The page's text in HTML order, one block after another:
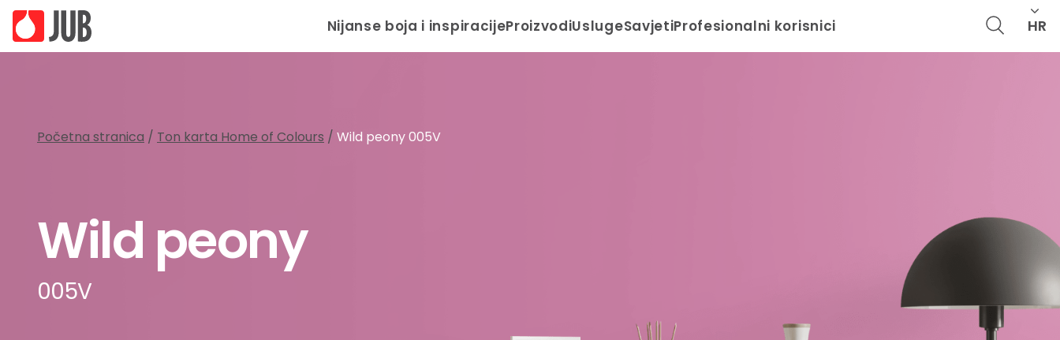
Nijanse boja i inspiracijeProizvodiUslugeSavjetiProfesionalni korisnici HR
Početna stranica / Ton karta Home of Colours / Wild peony 005V
Wild peony
005V